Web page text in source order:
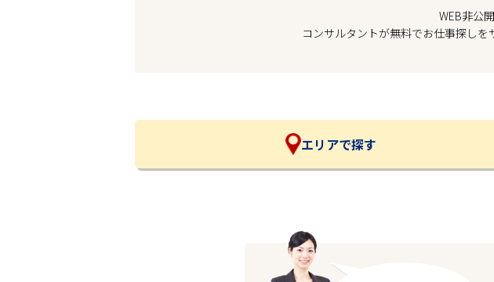
WEB非公
コンサルタントが無料でお仕事探しを
エリアで探す